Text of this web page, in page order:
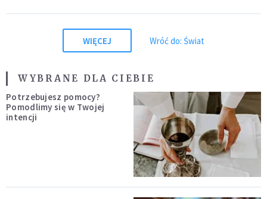
WIĘCEJ Wróć do: Świat
WYBRANE DLA CIEBIE
Potrzebujesz pomocy?
Pomodlimy się w Twojej
intencji